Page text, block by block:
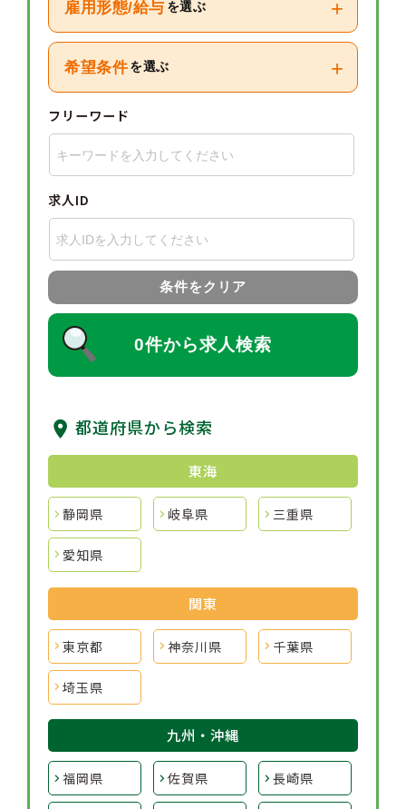
雇用形態/給与 を選ぶ +
希望条件 を選ぶ +
フリーワード
求人ID
条件をクリア
0件から求人検索
都道府県から検索
東海
静岡県 岐阜県 三重県
愛知県
関東
東京都 神奈川県 千葉県
埼玉県
九州・沖縄
福岡県 佐賀県 長崎県